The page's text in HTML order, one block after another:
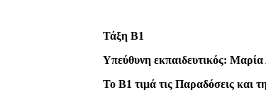
Τάξη Β1
Υπεύθυνη εκπαιδευτικός:
Το Β1 τιμά τις Παραδόσεις και